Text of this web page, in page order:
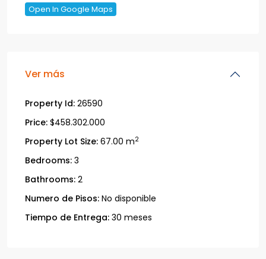
Open In Google Maps
Ver más
Property Id: 26590
Price: $458.302.000
Property Lot Size: 67.00 m2
Bedrooms: 3
Bathrooms: 2
Numero de Pisos: No disponible
Tiempo de Entrega: 30 meses